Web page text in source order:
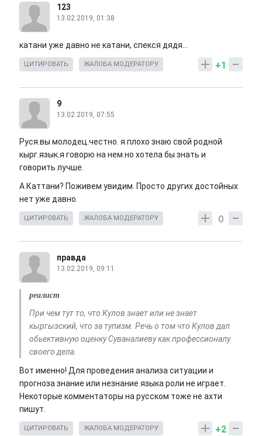
123
13.02.2019, 01:38
катани уже давно не катани, спекся дядя...
+1
ЦИТИРОВАТЬ ЖАЛОБА МОДЕРАТОРУ
9
13.02.2019, 07:55
Руся.вы молодец.честно. я плохо знаю свой родной
кырг.язык.я говорю на нем.но хотела бы знать и
говорить лучше.
А Каттани? Поживем увидим. Просто других достойных
нет уже давно.
0
ЦИТИРОВАТЬ ЖАЛОБА МОДЕРАТОРУ
правда
13.02.2019, 09:11
реалист
При чем тут то, что Кулов знает или не знает
кыргызский, что за тупизм. Речь о том что Кулов дал
обьективную оценку Суваналиеву как профессионалу
своего дела.
Вот именно! Для проведения анализа ситуации и
прогноза знание или незнание языка роли не играет.
Некоторые комментаторы на русском тоже не ахти
пишут.
+2
ЦИТИРОВАТЬ ЖАЛОБА МОДЕРАТОРУ